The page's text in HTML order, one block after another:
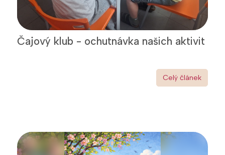
Čajový klub - ochutnávka našich aktivit
Celý článek